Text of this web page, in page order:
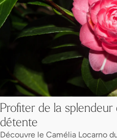
Profiter de la
détente
Découvre le Camélia Locarno